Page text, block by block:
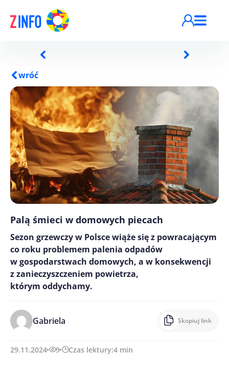
wróć
Palą śmieci w domowych piecach
Sezon grzewczy w Polsce wiąże się z powracającym
co roku problemem palenia odpadów
w gospodarstwach domowych, a w konsekwencji
z zanieczyszczeniem powietrza,
którym oddychamy.
Gabriela Skopiuj link
29.11.2024 9 Czas lektury:4 min